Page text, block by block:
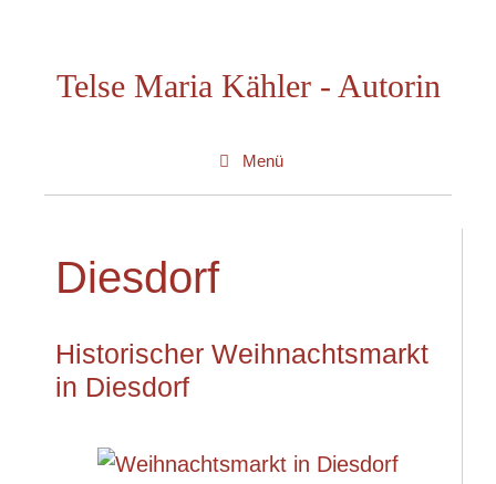
springenTelse Maria Kähler - Autorin
Menü
Diesdorf
Historischer Weihnachtsmarkt
in Diesdorf